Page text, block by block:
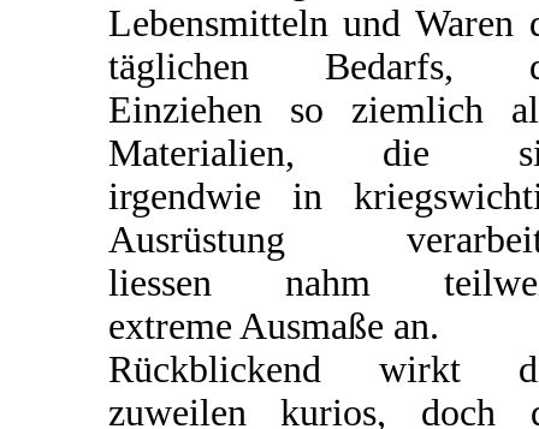
Lebensmitteln und Waren
täglichen Bedarfs,
Einziehen so ziemlich
Materialien, die
irgendwie in
Ausrüstung
liessen nahm
extreme Ausmaße an.
Rückblickend wirkt
zuweilen kurios, doch